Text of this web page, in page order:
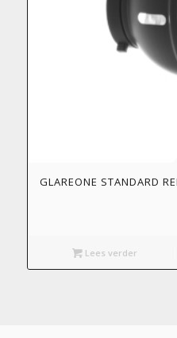
GLAREONE STANDARD
Lees verder